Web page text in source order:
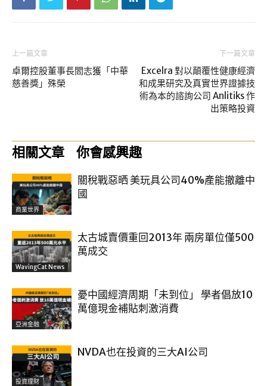
上一篇文章
卓爾控股董事長閻志獲「中華
慈善獎」殊榮
下一篇文章
Excelra 對以顛覆性健康經濟
和成果研究及真實世界證據技
術為本的諮詢公司 Anlitiks 作
出策略投資
相關文章 你會感興趣
商業世界
關稅戰惡晒 美玩具公司40%產能撤離中
國
WavingCat News
太古城賣價重回2013年 兩房單位僅500
萬成交
亞洲金融
憂中國經濟周期「未到位」 學者倡放10
萬億現金補貼刺激消費
投資理財
NVDA也在投資的三大AI公司